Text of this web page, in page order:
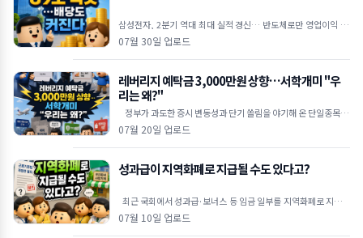
삼성전자, 2분기 역대 최대 실적 경신… 반도체로만 영업이익 89
조 원 역대 최대 실적 달성: 삼성전자는 2026년 2
07월 30일 업로드
레버리지 예탁금 3,000만원 상향…서학개미 "우
리는 왜?"
버리지 상장지수펀드(ETF)에 대해 고강도 진입 장벽을
07월 20일 업로드
성과급이 지역화폐로 지급될 수도 있다고?
최근 국회에서 성과급·보너스 등 임금 일부를 지역화폐로 지급할
수 있도록 하는 내용의 근로기준법 개정안이 발의됐습니다. 물
07월 10일 업로드